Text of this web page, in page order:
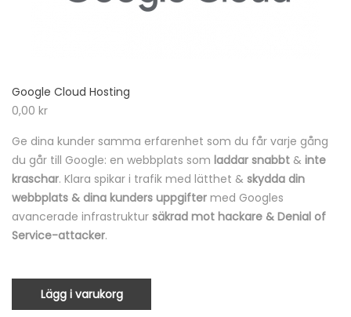
Google Cloud Hosting
0,00 kr
Ge dina kunder samma erfarenhet som du får varje gång
du går till Google: en webbplats som laddar snabbt & inte
kraschar. Klara spikar i trafik med lätthet & skydda din
webbplats & dina kunders uppgifter med Googles
avancerade infrastruktur säkrad mot hackare & Denial of
Service-attacker.
Lägg i varukorg